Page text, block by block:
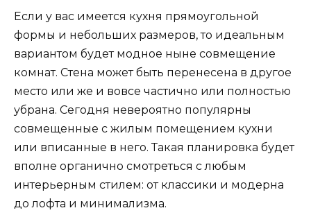
Если у вас имеется кухня прямоугольной
формы и небольших размеров, то идеальным
вариантом будет модное ныне совмещение
комнат. Стена может быть перенесена в другое
место или же и вовсе частично или полностью
убрана. Сегодня невероятно популярны
совмещенные с жилым помещением кухни
или вписанные в него. Такая планировка будет
вполне органично смотреться с любым
интерьерным стилем: от классики и модерна
до лофта и минимализма.